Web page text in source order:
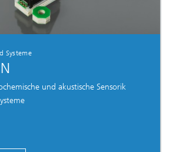
Systeme
und akustische Sensorik